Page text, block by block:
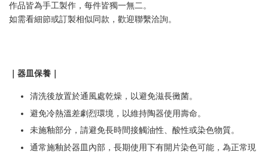
作品皆為手工製作，每件皆獨一無二。
如需看細節或訂製相似同款，歡迎聯繫洽詢。
｜器皿保養｜
清洗後放置於通風處乾燥，以避免滋長黴菌。
避免冷熱溫差劇烈環境，以維持陶器使用壽命。
未施釉部分，請避免長時間接觸油性、酸性或染色物質。
通常施釉於器皿內部，長期使用下有開片染色可能，為正常現